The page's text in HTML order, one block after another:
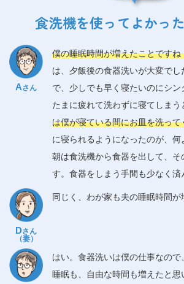
食洗機を使ってよかっ
Aさん
僕の睡眠時間が増えたことですね
は、夕飯後の食器洗いが大変で
で、少しでも早く寝たいのにシン
たまに疲れて洗わずに寝てしまう
は僕が寝ている間にお皿を洗って
に寝られるようになったのが、何
朝は食洗機から食器を出して、そ
す。食器をしまう手間も少なく済
Dさん
（妻）
同じく、わが家も夫の睡眠時間が
はい。食器洗いは僕の仕事なので
睡眠も、自由な時間も増えたと思